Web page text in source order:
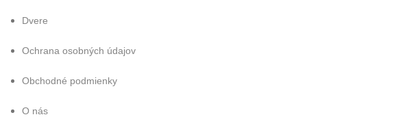
Dvere
Ochrana osobných údajov
Obchodné podmienky
O nás